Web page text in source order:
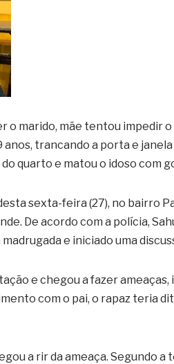
marido, mãe tentou impedir o
anos, trancando a porta e
quarto e matou o idoso com
sexta-feira (27), no bairro
De acordo com a polícia,
e iniciado uma
e chegou a fazer ameaças,
com o pai, o rapaz teria
a rir da ameaça. Segundo